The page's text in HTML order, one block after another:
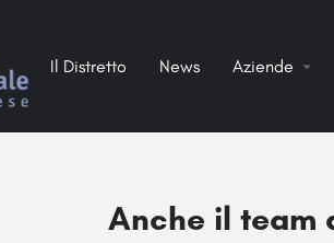
Il Distretto News Aziende
Anche il team